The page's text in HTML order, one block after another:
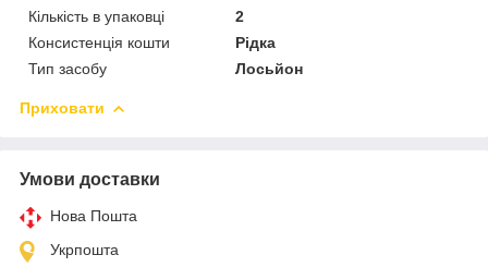
Кількість в упаковці
2
Консистенція кошти
Рідка
Тип засобу
Лосьйон
Приховати
Умови доставки
Нова Пошта
Укрпошта